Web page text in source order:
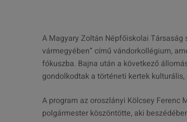
A Magyary Zoltán Népfőiskolai
vármegyében” című vándorkollégium,
fókuszba. Bajna után a következő
gondolkodtak a történeti kertek
A program az oroszlányi Kölcsey Ferenc
polgármester köszöntötte, aki